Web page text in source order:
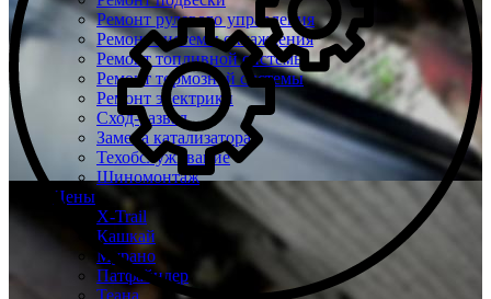
Ремонт рулевого управления
Ремонт системы охлаждения
Ремонт топливной системы
Ремонт тормозной системы
Ремонт электрики
Сход-развал
Замена катализатора
Техобслуживание
Шиномонтаж
Цены
X-Trail
Кашкай
Мурано
Патфайндер
Теана